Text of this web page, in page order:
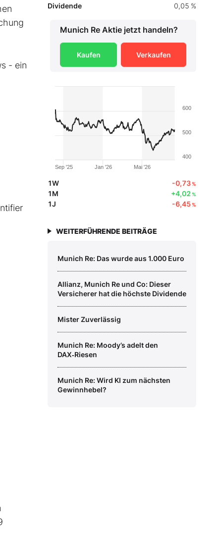
- ein
Dividende
0,05 %
Munich Re Aktie jetzt handeln?
Kaufen Verkaufen
Jan '26
Sep '25 Mai '26
400
500
600
1W -0,73%
1M +4,02%
1J -6,45%
WEITERFÜHRENDE BEITRÄGE
Munich Re: Das wurde aus 1.000 Euro
Allianz, Munich Re und Co: Dieser
Versicherer hat die höchste Dividende
Mister Zuverlässig
Munich Re: Moody’s adelt den
DAX‑Riesen
Munich Re: Wird KI zum nächsten
Gewinnhebel?